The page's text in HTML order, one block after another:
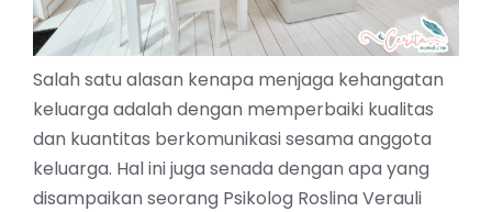
Salah satu alasan kenapa menjaga kehangatan
keluarga adalah dengan memperbaiki kualitas
dan kuantitas berkomunikasi sesama anggota
keluarga. Hal ini juga senada dengan apa yang
disampaikan seorang Psikolog Roslina Verauli